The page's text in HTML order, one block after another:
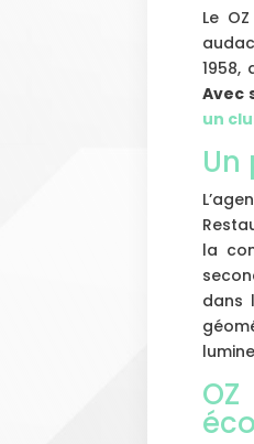
Le
1958,
Avec
un
Un
la
dans